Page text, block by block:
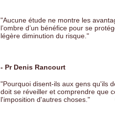
"Aucune étude ne montre les
l’ombre d’un bénéfice pour se
légère diminution du risque."
- Pr Denis Rancourt
"Pourquoi disent-ils aux gens qu'ils
doit se réveiller et comprendre que
l'imposition d'autres choses."